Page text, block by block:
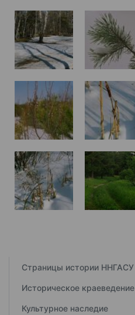
Страницы истории ННГАСУ
Историческое краеведение
Культурное наследие